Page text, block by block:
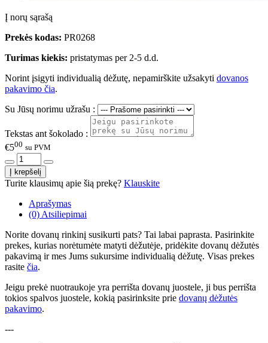
Į norų sąrašą
Prekės kodas: PR0268
Turimas kiekis: pristatymas per 2-5 d.d.
Norint įsigyti individualią dėžutę, nepamirškite užsakyti dovanos
pakavimo čia.
Su Jūsų norimu užrašu :
Tekstas ant šokolado :
€500 su PVM
Turite klausimų apie šią prekę? Klauskite
Aprašymas
(0) Atsiliepimai
Norite dovanų rinkinį susikurti pats? Tai labai paprasta. Pasirinkite
prekes, kurias norėtumėte matyti dėžutėje, pridėkite dovanų dėžutės
pakavimą ir mes Jums sukursime individualią dėžutę. Visas prekes
rasite čia.
Jeigu prekė nuotraukoje yra perrišta dovanų juostele, ji bus perrišta
tokios spalvos juostele, kokią pasirinksite prie dovanų dėžutės
pakavimo.
---